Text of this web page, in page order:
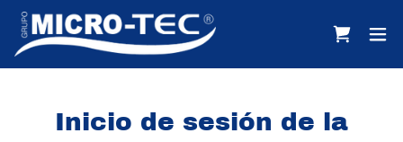
Inicio de sesión de la